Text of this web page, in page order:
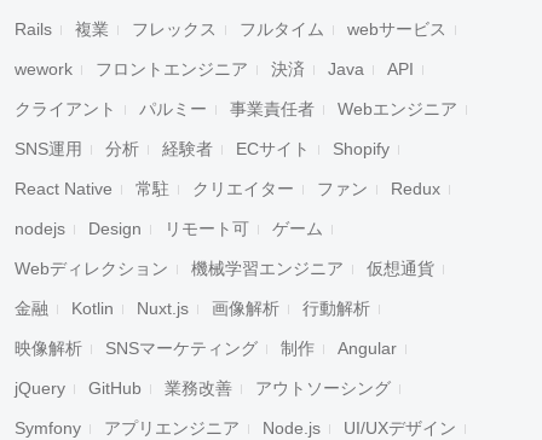
Rails 複業 フレックス フルタイム webサービス
wework フロントエンジニア 決済 Java API
クライアント パルミー 事業責任者 Webエンジニア
SNS運用 分析 経験者 ECサイト Shopify
React Native 常駐 クリエイター ファン Redux
nodejs Design リモート可 ゲーム
Webディレクション 機械学習エンジニア 仮想通貨
金融 Kotlin Nuxt.js 画像解析 行動解析
映像解析 SNSマーケティング 制作 Angular
jQuery GitHub 業務改善 アウトソーシング
Symfony アプリエンジニア Node.js UI/UXデザイン